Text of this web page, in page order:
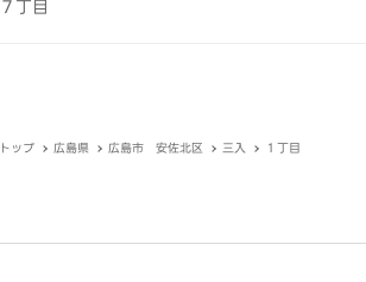
７丁目
トップ 広島県 広島市 安佐北区 三入 １丁目